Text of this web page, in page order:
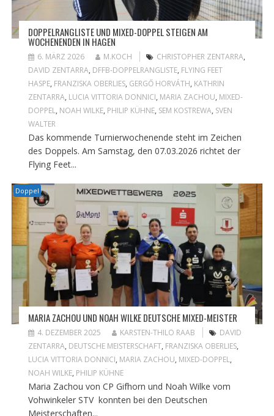
DOPPELRANGLISTE UND MIXED-DOPPEL STEIGEN AM
WOCHENENDEN IN HAGEN
6. MÄRZ 2026 M.KOCH CHRISTOPHER ZENTARRA,
DAVID ZENTARRA, DFFB-DOPPELRANGLISTE, FLYING FEET
HASPE, FRANZISKA OBERLIES, GERGŐ HORVÁTH, KATHRIN
ZENTARRA, LUCIA VITTORIA DONNICI, MARIA ZACHOU, MIXED-
DOPPEL, NOAH WILKE, PHILIP KÜHNE, SEM KOSTREWA, SVEN
WALTER
Das kommende Turnierwochenende steht im Zeichen
des Doppels. Am Samstag, den 07.03.2026 richtet der
Flying Feet...
Doppel
MARIA ZACHOU UND NOAH WILKE DEUTSCHE MIXED-MEISTER
4. DEZEMBER 2025 KARSTEN-THILO RAAB
DAVID
ZENTARRA, DEUTSCHE MEISTERSCHAFT, FRANZISKA OBERLIES,
LUCIA VITTORIA DONNICI, MARIA ZACHOU, MIXED-DOPPEL,
NOAH WILKE, PHILIP KÜHNE
Maria Zachou von CP Gifhorn und Noah Wilke vom
Vohwinkeler STV konnten bei den Deutschen
Meisterschaften...